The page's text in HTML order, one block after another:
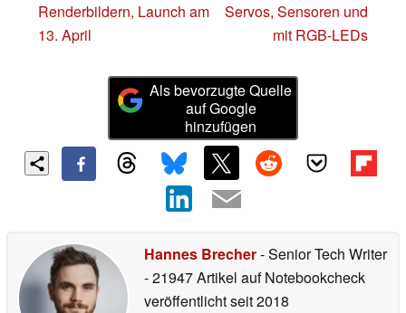
Renderbildern, Launch am
13. April
Servos, Sensoren und
mit RGB-LEDs
Als bevorzugte Quelle
auf Google
hinzufügen
Hannes Brecher- Senior Tech Writer
- 21947 Artikel auf Notebookcheck
veröffentlichtseit 2018